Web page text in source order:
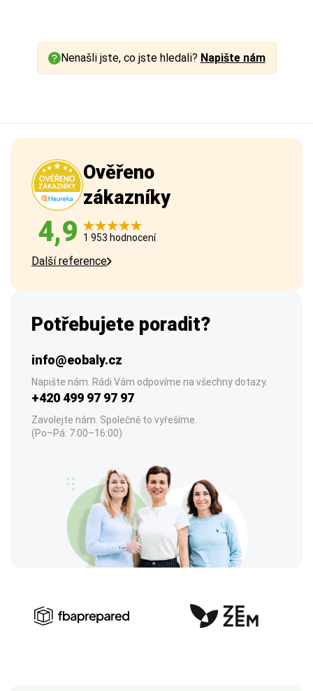
Nenašli jste, co jste hledali? Napište nám
Ověřeno
zákazníky
4,9 1 953 hodnocení
Další reference
Potřebujete poradit?
info@eobaly.cz
Napište nám. Rádi Vám odpovíme na všechny dotazy.
+420 499 97 97 97
Zavolejte nám. Společně to vyřešíme.
(Po–Pá: 7:00–16:00)